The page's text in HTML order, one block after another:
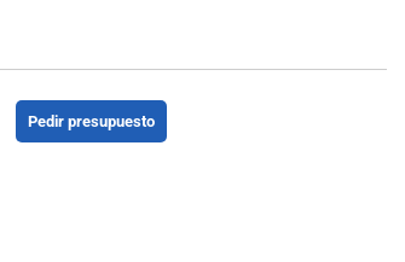
Pedir presupuesto